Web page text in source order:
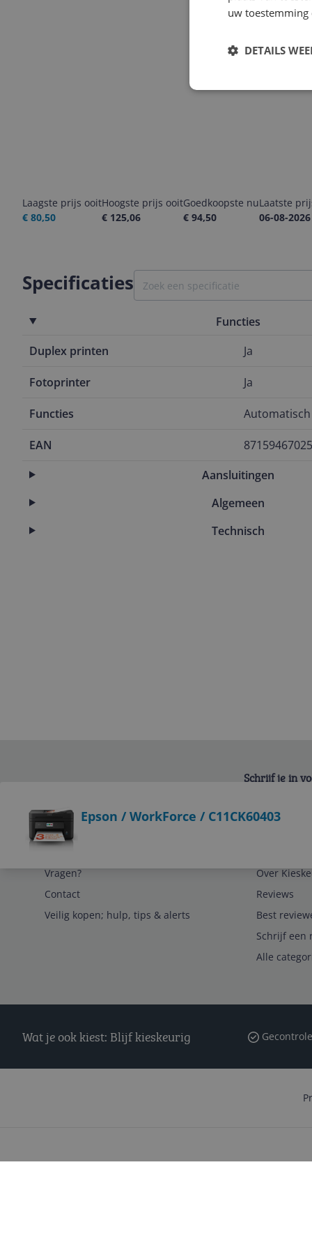
Laagste prijs ooit
€ 80,50
Hoogste prijs ooit
€ 125,06
Goedkoopste nu
€ 94,50
Laatste
06-08-2026
Specificaties
Functies
Duplex printen
Ja
Fotoprinter Ja
Functies
EAN
Aansluitingen
Algemeen
Technisch
Epson / WorkForce / C11CK60403
Schrijf je in
Vragen?
Contact
Veilig kopen; hulp, tips & alerts
Over
Reviews
Best
Schrijf een
Alle
Wat je ook kiest: Blijf kieskeurig
uw
DETAILS